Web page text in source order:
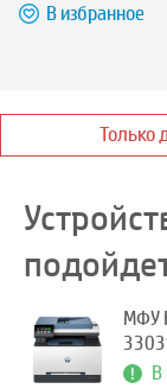
В избранное
Только
МФУ
В